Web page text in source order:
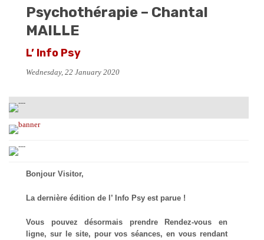
Psychothérapie – Chantal
MAILLE
L’ Info Psy
Wednesday, 22 January 2020
Bonjour Visitor,
La dernière édition de l’ Info Psy est parue !
Vous pouvez désormais prendre Rendez-vous en
ligne, sur le site, pour vos séances, en vous rendant